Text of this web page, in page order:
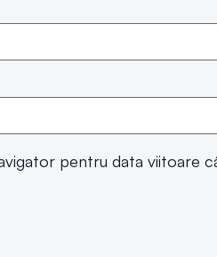
pentru data viitoare